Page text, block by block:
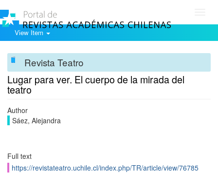
View Item
Revista Teatro
Lugar para ver. El cuerpo de la mirada del
teatro
Author
Sáez, Alejandra
Full text
https://revistateatro.uchile.cl/index.php/TR/article/view/76785